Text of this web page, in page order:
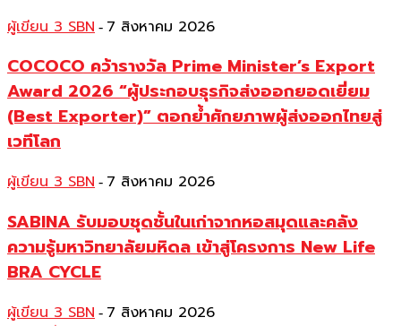
ผู้เขียน 3 SBN - 7 สิงหาคม 2026
COCOCO คว้ารางวัล Prime Minister’s Export
Award 2026 “ผู้ประกอบธุรกิจส่งออกยอดเยี่ยม
(Best Exporter)” ตอกย้ำศักยภาพผู้ส่งออกไทยสู่
เวทีโลก
ผู้เขียน 3 SBN - 7 สิงหาคม 2026
SABINA รับมอบชุดชั้นในเก่าจากหอสมุดและคลัง
ความรู้มหาวิทยาลัยมหิดล เข้าสู่โครงการ New Life
BRA CYCLE
ผู้เขียน 3 SBN - 7 สิงหาคม 2026